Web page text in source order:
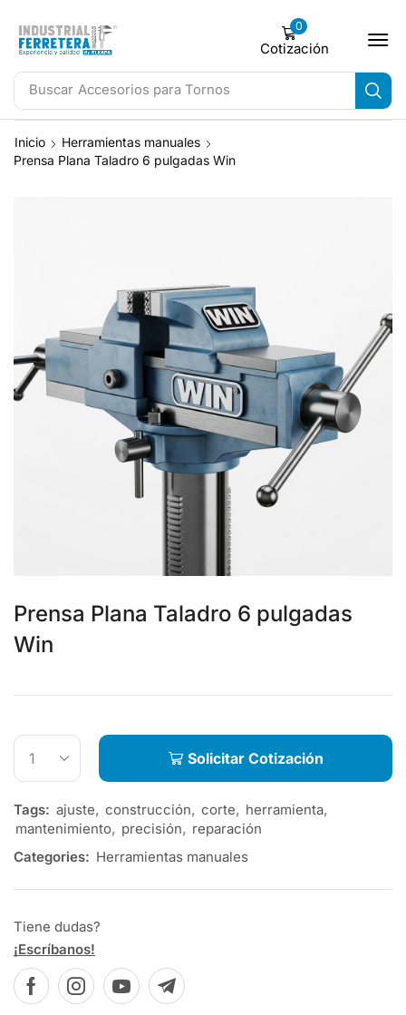
Buscar Accesorios para Tornos
0
Cotización
Inicio
Herramientas manuales
Prensa Plana Taladro 6 pulgadas Win
Prensa Plana Taladro 6 pulgadas
Win
Solicitar Cotización
Tags: ajuste, construcción, corte, herramienta,
mantenimiento, precisión, reparación
Categories: Herramientas manuales
Tiene dudas?
¡Escríbanos!